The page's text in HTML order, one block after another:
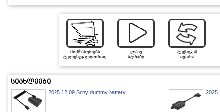
მომსახურება
ტელესუფლიორით
ლაივ
სტრიმი
ტექნიკის
იჯარა
სიახლეები
2025.12.09 Sony dummy battery